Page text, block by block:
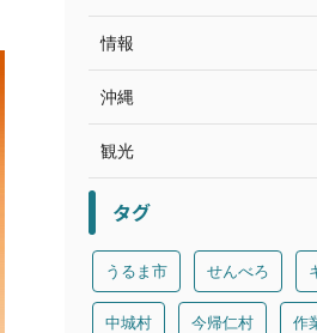
情報
沖縄
観光
タグ
うるま市 せんべろ
中城村 今帰仁村 作